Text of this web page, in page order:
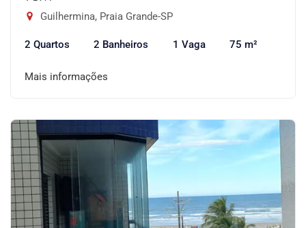
Guilhermina, Praia Grande-SP
2 Quartos 2 Banheiros 1 Vaga 75 m²
Mais informações